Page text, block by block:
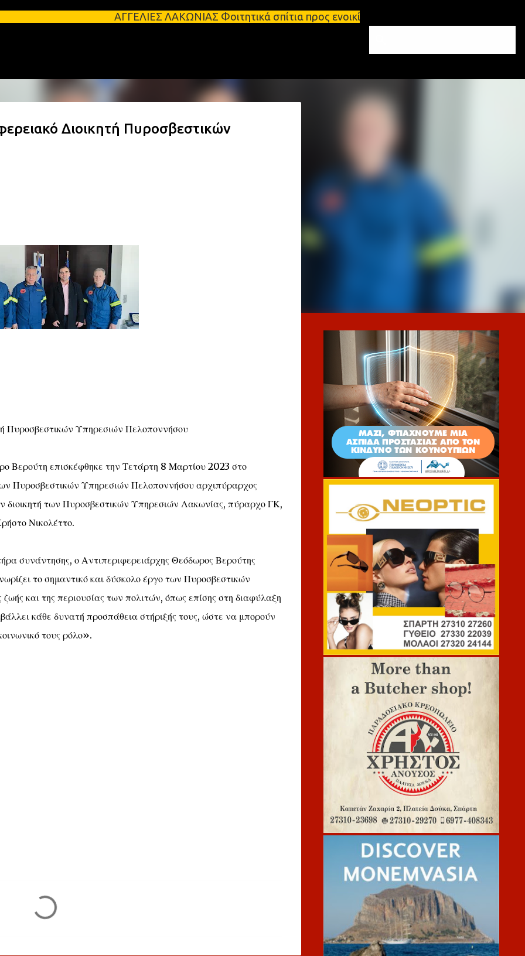
Μετάβαση στο κύριο περιεχόμενο
ΑΓΓΕΛΙΕΣ ΛΑΚΩΝΙΑΣ Φοιτητικά σπίτια προς ενοικίαση στη Σπάρτη Ενοικιάσεις
Διοικητή Πυροσβεστικών
Πυροσβεστικών Υπηρεσιών Πελοποννήσου
Βερούτη επισκέφθηκε την Τετάρτη 8 Μαρτίου 2023 στο
των Πυροσβεστικών Υπηρεσιών Πελοποννήσου αρχιπύραρχος
διοικητή των Πυροσβεστικών Υπηρεσιών Λακωνίας, πύραρχο ΓΚ,
Νικολέττο.
συνάντησης, ο Αντιπεριφερειάρχης Θεόδωρος Βερούτης
το σημαντικό και δύσκολο έργο των Πυροσβεστικών
και της περιουσίας των πολιτών, όπως επίσης στη διαφύλαξη
κάθε δυνατή προσπάθεια στήριξής τους, ώστε να μπορούν
τους ρόλο».